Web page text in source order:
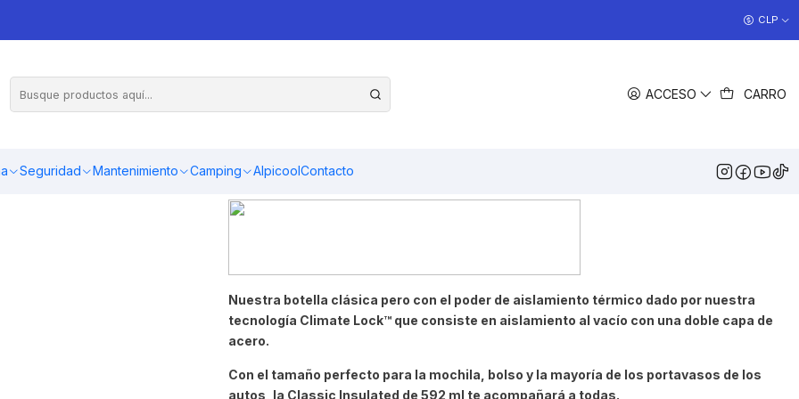
ACCESO CARRO
Seguridad Mantenimiento Camping AlpicoolContacto
CLP
Nuestra botella clásica pero con el poder de aislamiento térmico dado por nuestra
tecnología Climate Lock™ que consiste en aislamiento al vacío con una doble capa de
acero.
Con el tamaño perfecto para la mochila, bolso y la mayoría de los portavasos de los
autos, la Classic Insulated de 592 ml te acompañará a todas.